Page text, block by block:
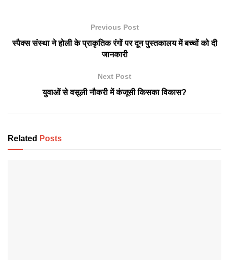
Previous Post
स्पैक्स संस्था ने होली के प्राकृतिक रंगों पर दून पुस्तकालय में बच्चों को दी
जानकारी
Next Post
युवाओं से वसूली नौकरी में कंजूसी किसका विकास?
Related Posts